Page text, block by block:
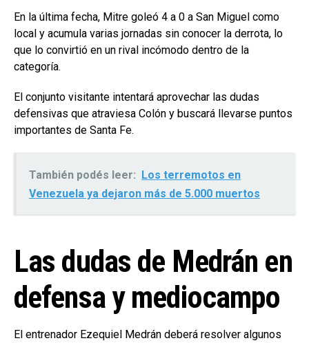
En la última fecha, Mitre goleó 4 a 0 a San Miguel como
local y acumula varias jornadas sin conocer la derrota, lo
que lo convirtió en un rival incómodo dentro de la
categoría.
El conjunto visitante intentará aprovechar las dudas
defensivas que atraviesa Colón y buscará llevarse puntos
importantes de Santa Fe.
También podés leer: Los terremotos en
Venezuela ya dejaron más de 5.000 muertos
Las dudas de Medrán en
defensa y mediocampo
El entrenador Ezequiel Medrán deberá resolver algunos